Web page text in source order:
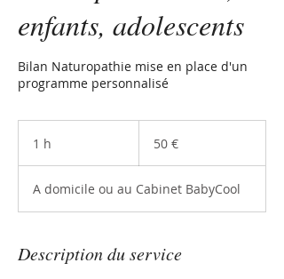
enfants, adolescents
Bilan Naturopathie mise en place d'un
programme personnalisé
1 h 50 €
A domicile ou au Cabinet BabyCool
Description du service